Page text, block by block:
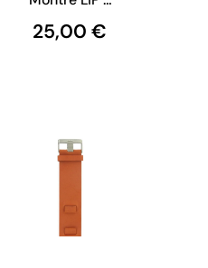
Cuir Gris
Grainé - 14
25,00 €